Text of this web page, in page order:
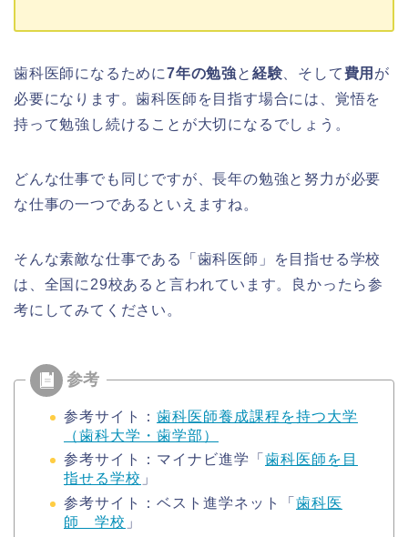
歯科医師になるために7年の勉強と 経験 、そして費用 が
必要になります。歯科医師を目指す場合には、覚悟を
持って勉強し続けることが大切になるでしょう。
どんな仕事でも同じですが、長年の勉強と努力が必要
な仕事の一つであるといえますね。
そんな素敵な仕事である「歯科医師」を目指せる学校
は、全国に29校あると言われています。良かったら参
考にしてみてください。
参考サイト： 歯科医師養成課程を持つ大学
（歯科大学・歯学部）
参考サイト：マイナビ進学「 歯科医師を目
指せる学校 」
参考サイト：ベスト進学ネット「 歯科医
師 学校 」